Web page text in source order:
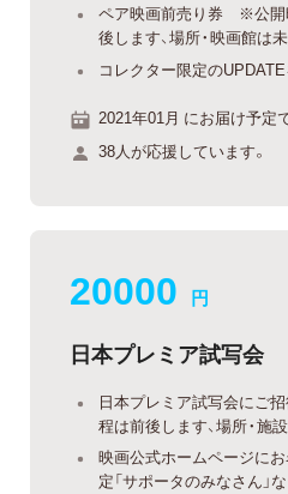
ペア映画前売り券 ※公開
後します、場所・映画館は
コレクター限定の
2021年01月 にお届け予定
38人が応援しています。
20000 円
日本プレミア試写会
日本プレミア試写会にご
程は前後します、場所・施
映画公式ホームページに
定「サポータのみなさん」